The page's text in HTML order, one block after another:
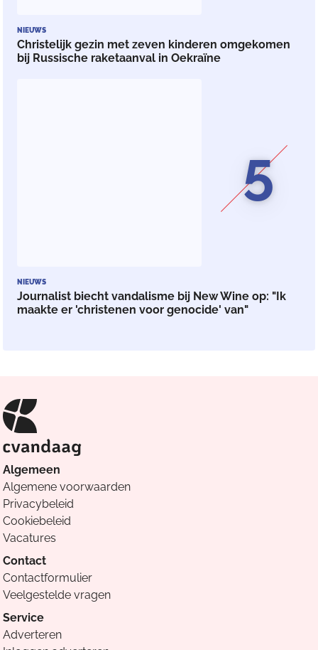
NIEUWS
Christelijk gezin met zeven kinderen omgekomen
bij Russische raketaanval in Oekraïne
5
NIEUWS
Journalist biecht vandalisme bij New Wine op: "Ik
maakte er 'christenen voor genocide' van"
Algemeen
Algemene voorwaarden
Privacybeleid
Cookiebeleid
Vacatures
Contact
Contactformulier
Veelgestelde vragen
Service
Adverteren